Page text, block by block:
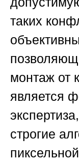
таких
монтаж от
является
строгие